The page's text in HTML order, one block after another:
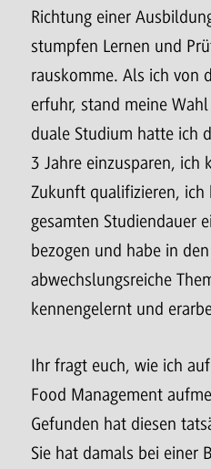
Richtung einer
stumpfen Lernen und
rauskomme. Als ich von
erfuhr, stand meine
duale Studium hatte ich
3 Jahre einzusparen,
Zukunft qualifizieren, ich
gesamten Studiendauer
bezogen und habe in
abwechslungsreiche
kennengelernt und
Ihr fragt euch, wie ich
Food Management
Gefunden hat diesen
Sie hat damals bei einer